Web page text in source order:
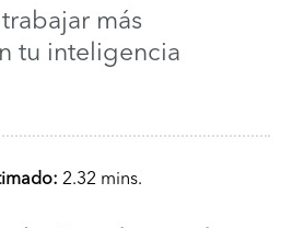
más
tu inteligencia
2.32 mins.